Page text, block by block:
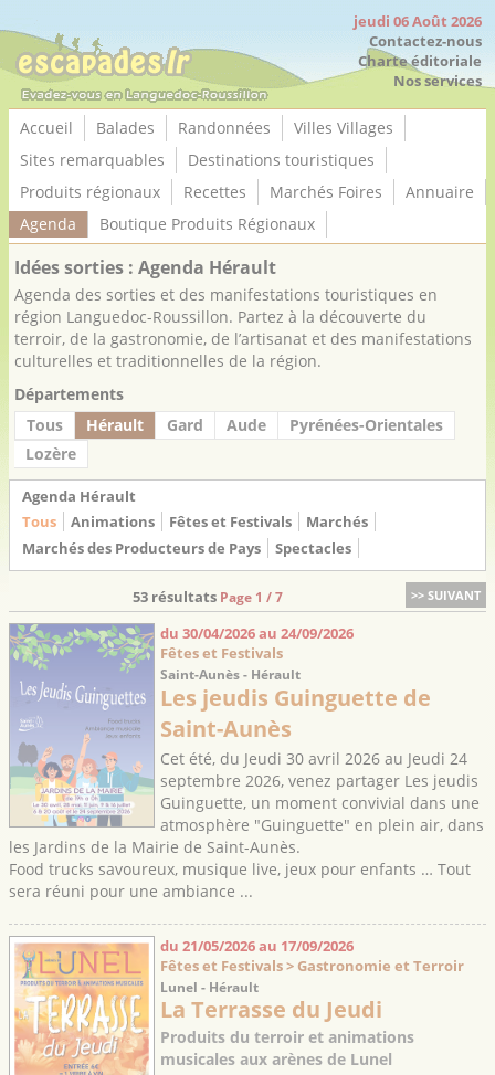
jeudi 06 Août 2026
Contactez-nous
Charte éditoriale
Nos services
Accueil Balades Randonnées
Villes Villages
Sites remarquables
Destinations touristiques
Produits régionaux
Recettes Marchés Foires
Annuaire
Agenda
Boutique Produits Régionaux
Idées sorties : Agenda Hérault
Agenda des sorties et des manifestations touristiques en
région Languedoc-Roussillon. Partez à la découverte du
terroir, de la gastronomie, de l’artisanat et des manifestations
culturelles et traditionnelles de la région.
Départements
Tous
Hérault Gard Aude
Pyrénées-Orientales
Lozère
Agenda Hérault
Tous
Animations Fêtes et Festivals
Marchés
Marchés des Producteurs de Pays
Spectacles
>> SUIVANT
53 résultats Page 1 / 7
du 30/04/2026 au 24/09/2026
Fêtes et Festivals
Saint-Aunès - Hérault
Les jeudis Guinguette de
Saint-Aunès
Cet été, du Jeudi 30 avril 2026 au Jeudi 24
septembre 2026, venez partager Les jeudis
Guinguette, un moment convivial dans une
atmosphère "Guinguette" en plein air, dans
les Jardins de la Mairie de Saint-Aunès.
Food trucks savoureux, musique live, jeux pour enfants … Tout
sera réuni pour une ambiance ...
du 21/05/2026 au 17/09/2026
Fêtes et Festivals > Gastronomie et Terroir
Lunel - Hérault
La Terrasse du Jeudi
Produits du terroir et animations
musicales aux arènes de Lunel